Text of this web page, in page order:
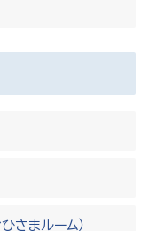
さまルーム）